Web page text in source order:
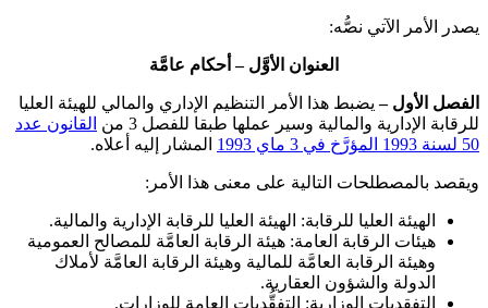
يصدر الأمر الآتي نصُّه:
العنوان الأوَّل – أحكام عامَّة
الفصل الأول –يضبط هذا الأمر التنظيم الإداري والمالي للهيئة العليا
للرقابة الإدارية والمالية وسير عملها طبقا للفصل 3 من
القانون عدد
50 لسنة 1993 المؤرَّخ في 3 ماي 1993
المشار إليه أعلاه.
ويقصد بالمصطلحات التالية على معنى هذا الأمر:
الهيئة العليا للرقابة: الهيئة العليا للرقابة الإدارية والمالية.
هيئات الرقابة العامة: هيئة الرقابة العامَّة للمصالح العمومية
وهيئة الرقابة العامَّة للمالية وهيئة الرقابة العامَّة لأملاك
الدولة والشؤون العقارية.
التفقديات الوزارية: التفقُّديات العامة للوزارات.